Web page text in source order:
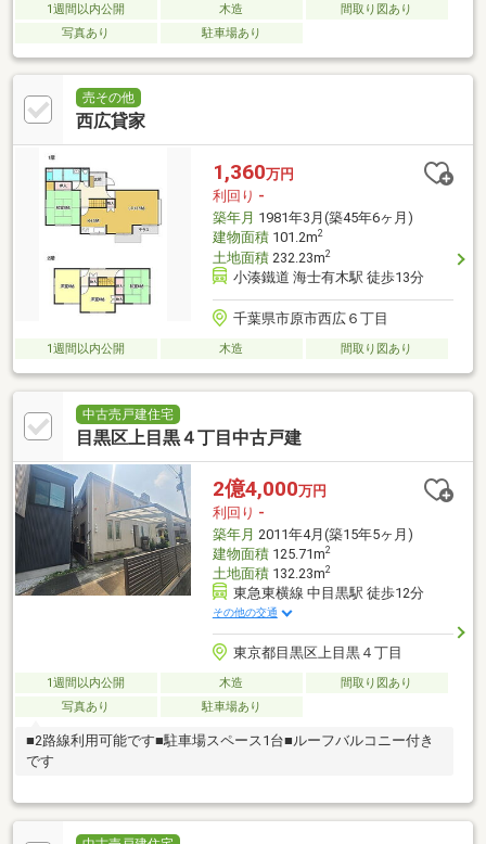
1週間以内公開 木造
間取り図あり
写真あり
駐車場あり
売その他
西広貸家
1,360万円
利回り -
築年月 1981年3月(築45年6ヶ月)
建物面積101.2m2
土地面積232.23m2
小湊鐵道 海士有木駅 徒歩13分
千葉県市原市西広６丁目
1週間以内公開 木造 間取り図あり
中古売戸建住宅
目黒区上目黒４丁目中古戸建
2億4,000万円
利回り -
築年月 2011年4月(築15年5ヶ月)
建物面積125.71m2
土地面積132.23m2
東急東横線 中目黒駅 徒歩12分
その他の交通
東京都目黒区上目黒４丁目
1週間以内公開 木造
間取り図あり
写真あり
駐車場あり
■2路線利用可能です■駐車場スペース1台■ルーフバルコニー付き
です